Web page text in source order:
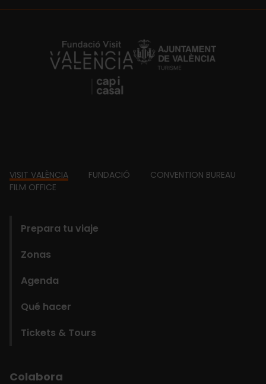
https://fundacion.visitvalencia.com/
Footer
VISIT VALÈNCIA FUNDACIÓ
CONVENTION BUREAU
FILM OFFICE
Prepara tu viaje
Zonas
Agenda
Qué hacer
Tickets & Tours
Colabora